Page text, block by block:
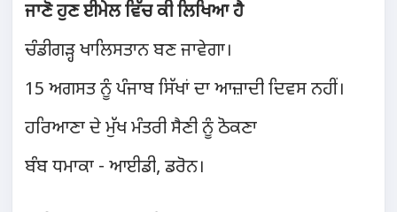
ਜਾਣੋ ਹੁਣ ਈਮੇਲ ਵਿੱਚ ਕੀ ਲਿਖਿਆ ਹੈ
ਚੰਡੀਗੜ੍ਹ ਖਾਲਿਸਤਾਨ ਬਣ ਜਾਵੇਗਾ।
15 ਅਗਸਤ ਨੂੰ ਪੰਜਾਬ ਸਿੱਖਾਂ ਦਾ ਆਜ਼ਾਦੀ ਦਿਵਸ ਨਹੀਂ।
ਹਰਿਆਣਾ ਦੇ ਮੁੱਖ ਮੰਤਰੀ ਸੈਣੀ ਨੂੰ ਠੋਕਣਾ
ਬੰਬ ਧਮਾਕਾ - ਆਈਡੀ, ਡਰੋਨ।